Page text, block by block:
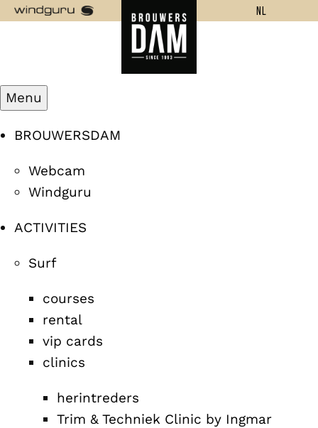
NL
Menu
BROUWERSDAM
Webcam
Windguru
ACTIVITIES
Surf
courses
rental
vip cards
clinics
herintreders
Trim & Techniek Clinic by Ingmar